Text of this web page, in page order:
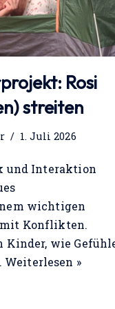
Rosi
streiten
1. Juli 2026
und Interaktion
wichtigen
mit Konflikten.
Kinder, wie
Weiterlesen »